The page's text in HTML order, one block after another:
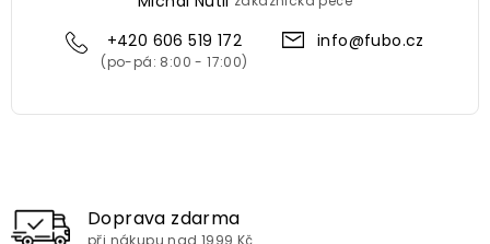
+420 606 519 172 info@fubo.cz
Doprava zdarma
při nákupu nad 1999 Kč